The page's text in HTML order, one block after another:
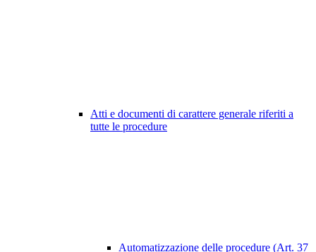
Atti e documenti di carattere generale riferiti a
tutte le procedure
Automatizzazione delle procedure (Art. 37